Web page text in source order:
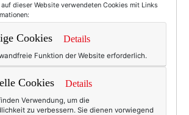
dieser Website verwendeten Cookies mit Links
Cookies Details
Funktion der Website erforderlich.
Cookies Details
Verwendung, um die
zu verbessern. Sie dienen vorwiegend